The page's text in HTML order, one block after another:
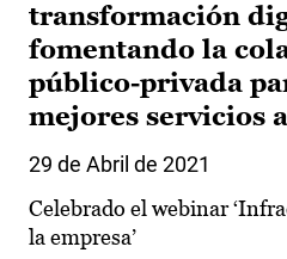
transformación
fomentando la
público-privada
mejores servicios
29 de Abril de 2021
Celebrado el webinar
la empresa’